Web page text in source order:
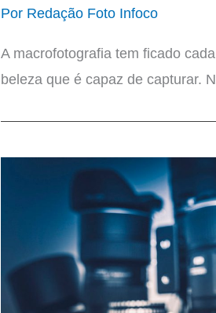
Por Redação Foto Infoco
A macrofotografia tem ficado
beleza que é capaz de capturar.